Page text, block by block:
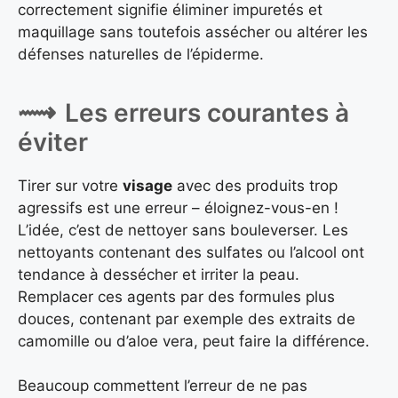
correctement signifie éliminer impuretés et
maquillage sans toutefois assécher ou altérer les
défenses naturelles de l’épiderme.
Les erreurs courantes à
éviter
Tirer sur votre visage avec des produits trop
agressifs est une erreur – éloignez-vous-en !
L’idée, c’est de nettoyer sans bouleverser. Les
nettoyants contenant des sulfates ou l’alcool ont
tendance à dessécher et irriter la peau.
Remplacer ces agents par des formules plus
douces, contenant par exemple des extraits de
camomille ou d’aloe vera, peut faire la différence.
Beaucoup commettent l’erreur de ne pas